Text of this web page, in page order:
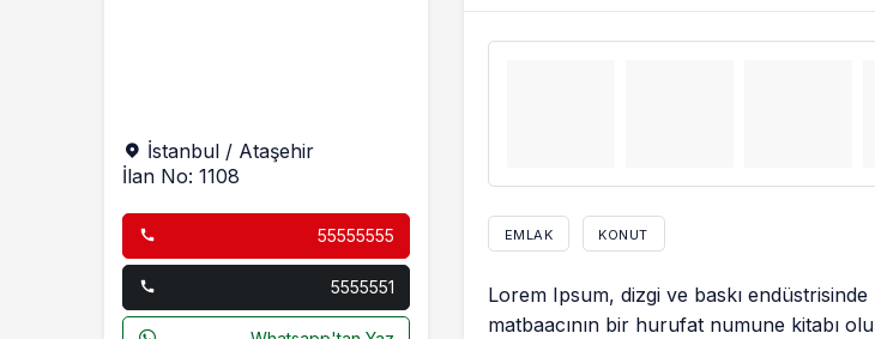
İstanbul / Ataşehir
İlan No: 1108
55555555
5555551
EMLAK KONUT
Lorem Ipsum, dizgi ve baskı
matbaacının bir hurufat numune kitabı